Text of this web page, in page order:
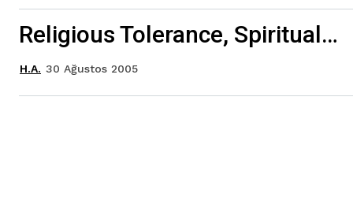
Religious Tolerance, Spiritual…
H.A. 30 Ağustos 2005